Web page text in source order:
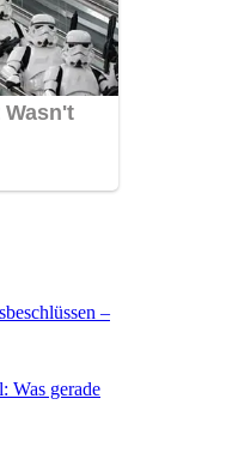
–
Was gerade